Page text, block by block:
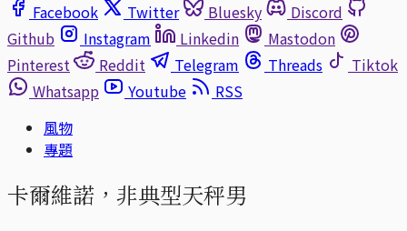
Facebook
Twitter Bluesky
Discord
Github
Instagram Linkedin
Mastodon
Pinterest
Reddit Telegram Threads
Tiktok
Whatsapp
Youtube
RSS
風物
專題
卡爾維諾，非典型天秤男